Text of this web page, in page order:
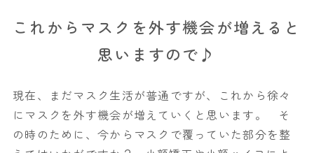
これからマスクを外す機会が増えると
思いますので♪
現在、まだマスク生活が普通ですが、これから徐々
にマスクを外す機会が増えていくと思います。 そ
の時のために、今からマスクで覆っていた部分を整